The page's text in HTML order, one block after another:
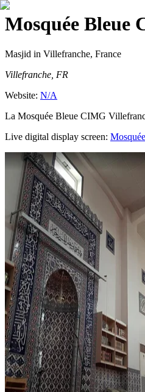
Mosquée Bleue
Masjid in Villefranche, France
Villefranche, FR
Website: N/A
La Mosquée Bleue CIMG
Live digital display screen: